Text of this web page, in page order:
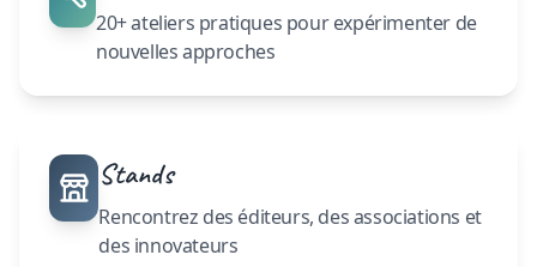
20+ ateliers pratiques pour expérimenter de
nouvelles approches
Stands
Rencontrez des éditeurs, des associations et
des innovateurs